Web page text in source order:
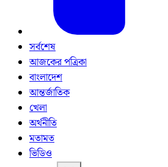
সর্বশেষ
আজকের পত্রিকা
বাংলাদেশ
আন্তর্জাতিক
খেলা
অর্থনীতি
মতামত
ভিডিও